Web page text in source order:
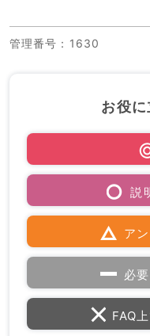
管理番号 ：1630
お役に
説
ア
必
FAQ